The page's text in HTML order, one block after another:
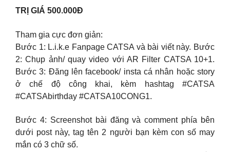
TRỊ GIÁ 500.000Đ
Tham gia cực đơn giản:
Bước 1: L.i.k.e Fanpage CATSA và bài viết này. Bước
2: Chụp ảnh/ quay video với AR Filter CATSA 10+1.
Bước 3: Đăng lên facebook/ insta cá nhân hoặc story
ở chế độ công khai, kèm hashtag #CATSA
#CATSAbirthday #CATSA10CONG1.
Bước 4: Screenshot bài đăng và comment phía bên
dưới post này, tag tên 2 người bạn kèm con số may
mắn có 3 chữ số.